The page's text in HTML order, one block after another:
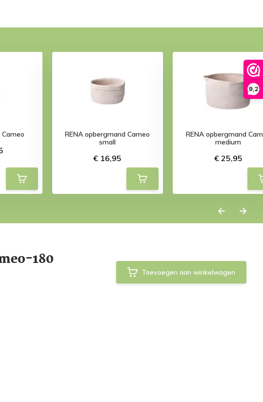
9,2
Cameo
RENA opbergmand Cameo
small
€ 16,95
RENA opbergmand
medium
€ 25,95
180
Toevoegen aan winkelwagen